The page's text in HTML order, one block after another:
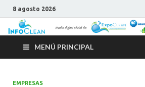
8 agosto 2026
MENÚ PRINCIPAL
EMPRESAS